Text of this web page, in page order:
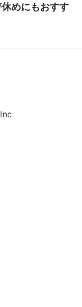
めにもおすす